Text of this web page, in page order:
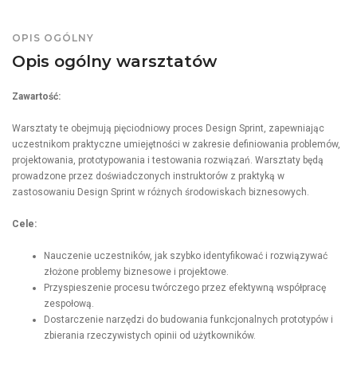
OPIS OGÓLNY
Opis ogólny warsztatów
Zawartość:
Warsztaty te obejmują pięciodniowy proces Design Sprint, zapewniając
uczestnikom praktyczne umiejętności w zakresie definiowania problemów,
projektowania, prototypowania i testowania rozwiązań. Warsztaty będą
prowadzone przez doświadczonych instruktorów z praktyką w
zastosowaniu Design Sprint w różnych środowiskach biznesowych.
Cele:
Nauczenie uczestników, jak szybko identyfikować i rozwiązywać
złożone problemy biznesowe i projektowe.
Przyspieszenie procesu twórczego przez efektywną współpracę
zespołową.
Dostarczenie narzędzi do budowania funkcjonalnych prototypów i
zbierania rzeczywistych opinii od użytkowników.